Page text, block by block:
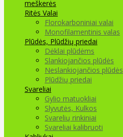
meškerės
Ritės Valai
Florokarboniniai valai
Monofilamentinis valas
Plūdės, Plūdžių priedai
Dėklai plūdėms
Slankiojančios plūdės
Neslankiojančios plūdės
Plūdžių priedai
Svareliai
Gylio matuokliai
Slyvutės, Kulkos
Svarelių rinkiniai
Svareliai kalibruoti